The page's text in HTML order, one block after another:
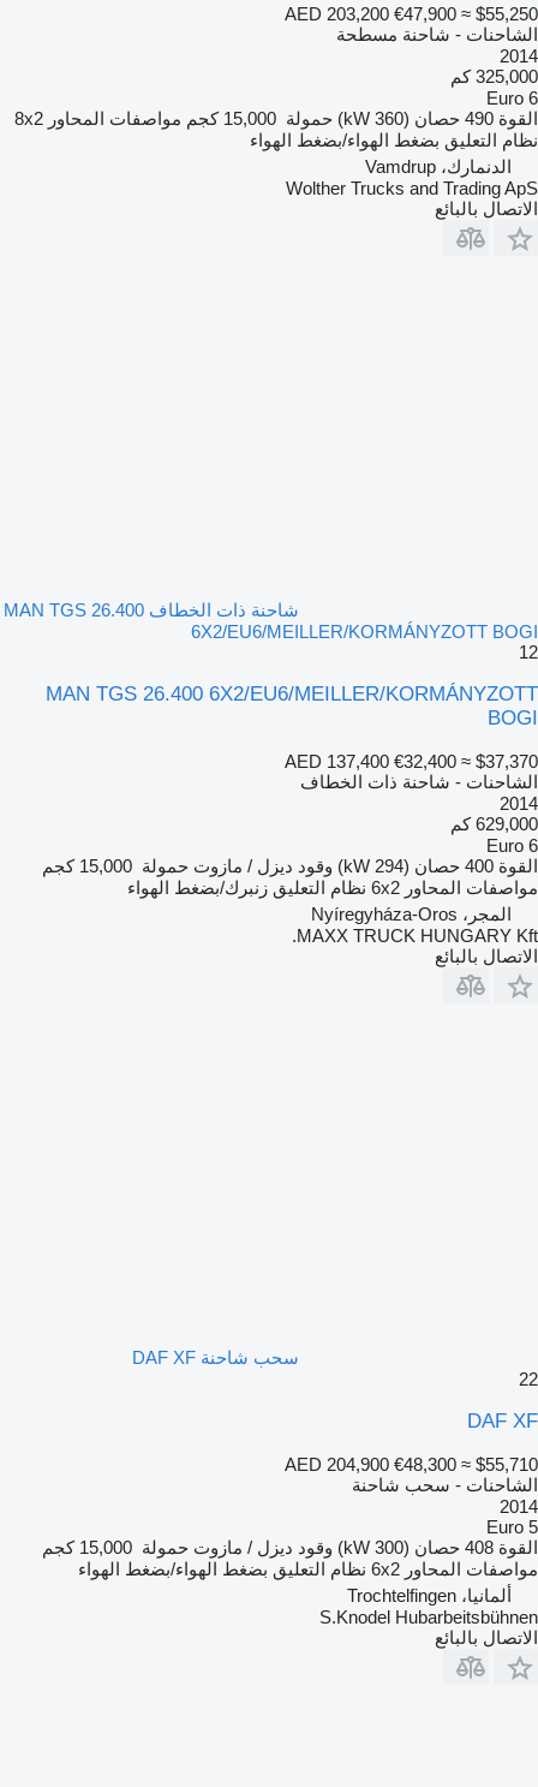
AED 203,200 €47,900 ≈ $55,250
الشاحنات - شاحنة مسطحة
2014
325,000 كم
Euro 6
القوة 490 حصان (360 kW) حمولة 15,000 كجم مواصفات المحاور 8x2
نظام التعليق بضغط الهواء/بضغط الهواء
الدنمارك، Vamdrup
Wolther Trucks and Trading ApS
الاتصال بالبائع
شاحنة ذات الخطاف MAN TGS 26.400
6X2/EU6/MEILLER/KORMÁNYZOTT BOGI
12
MAN TGS 26.400 6X2/EU6/MEILLER/KORMÁNYZOTT
BOGI
AED 137,400 €32,400 ≈ $37,370
الشاحنات - شاحنة ذات الخطاف
2014
629,000 كم
Euro 6
القوة 400 حصان (294 kW) وقود ديزل / مازوت حمولة 15,000 كجم
مواصفات المحاور 6x2 نظام التعليق زنبرك/بضغط الهواء
المجر، Nyíregyháza-Oros
MAXX TRUCK HUNGARY Kft.
الاتصال بالبائع
سحب شاحنة DAF XF
22
DAF XF
AED 204,900 €48,300 ≈ $55,710
الشاحنات - سحب شاحنة
2014
Euro 5
القوة 408 حصان (300 kW) وقود ديزل / مازوت حمولة 15,000 كجم
مواصفات المحاور 6x2 نظام التعليق بضغط الهواء/بضغط الهواء
ألمانيا، Trochtelfingen
S.Knodel Hubarbeitsbühnen
الاتصال بالبائع